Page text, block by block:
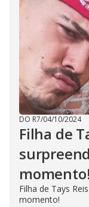
DO R7/04/10/2024
Filha de
momento!
Filha de Tays
momento!